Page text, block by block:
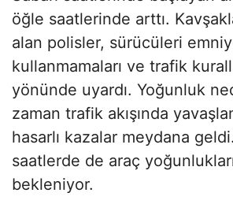
öğle saatlerinde arttı.
alan polisler, sürücüleri
kullanmamaları ve trafik
yönünde uyardı. Yoğunluk
zaman trafik akışında
hasarlı kazalar meydana
saatlerde de araç
bekleniyor.